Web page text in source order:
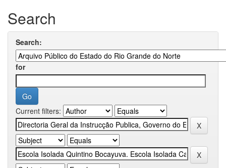
Search
Search:
for
Current filters: